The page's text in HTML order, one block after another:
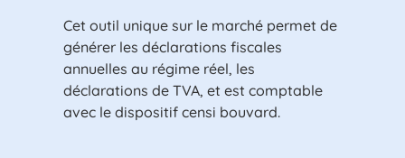
Cet outil unique sur le marché permet de
générer les déclarations fiscales
annuelles au régime réel, les
déclarations de TVA, et est comptable
avec le dispositif censi bouvard.